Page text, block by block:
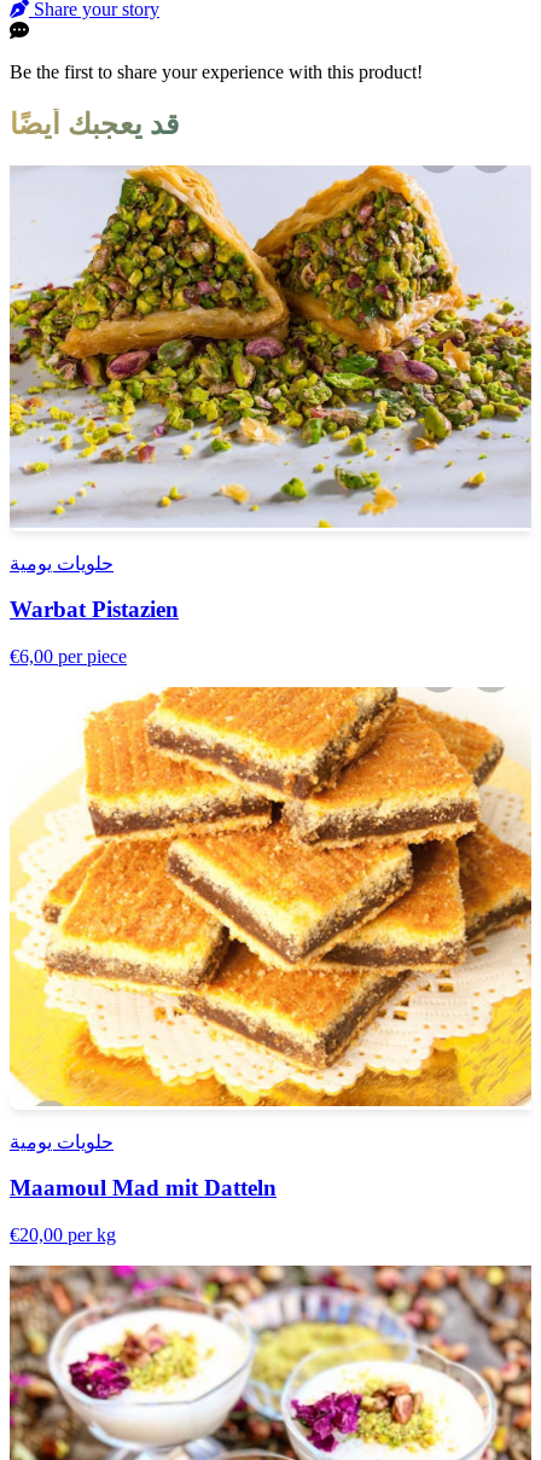
Share your story
Be the first to share your experience with this product!
قد يعجبك أيضًا
حلويات يومية
Warbat Pistazien
€6,00 per piece
حلويات يومية
Maamoul Mad mit Datteln
€20,00 per kg